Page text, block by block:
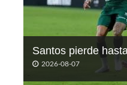
Santos pierde
2026-08-07